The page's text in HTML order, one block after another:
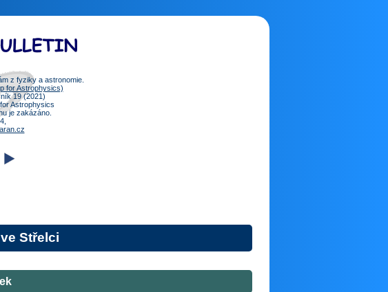
z fyziky a astronomie.
for Astrophysics)
19 (2021)
Astrophysics
je zakázáno.
Střelci